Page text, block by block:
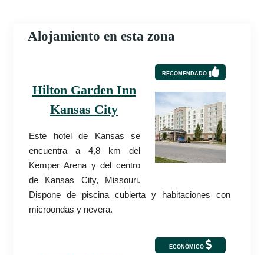
Alojamiento en esta zona
RECOMENDADO
Hilton Garden Inn
Kansas City
Este hotel de Kansas se
encuentra a 4,8 km del
Kemper Arena y del centro
de Kansas City, Missouri.
Dispone de piscina cubierta y habitaciones con
microondas y nevera.
ECONÓMICO